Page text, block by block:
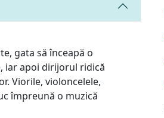
gata să înceapă o
iar apoi dirijorul ridică
Viorile, violoncelele,
împreună o muzică